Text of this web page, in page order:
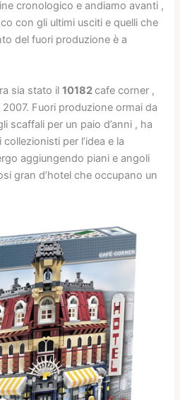
cronologico e andiamo avanti ,
con gli ultimi usciti e quelli che
del fuori produzione è a
sia stato il10182cafe corner ,
2007. Fuori produzione ormai da
scaffali per un paio d’anni , ha
per l’idea e la
aggiungendo piani e angoli
gran d’hotel che occupano un